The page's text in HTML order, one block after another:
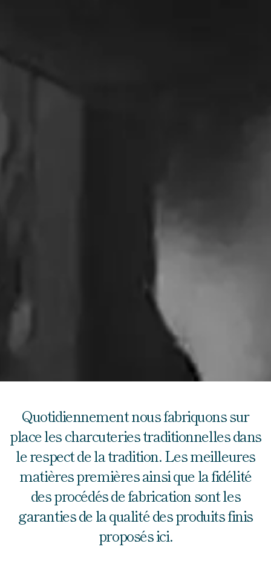
Quotidiennement nous fabriquons sur
place les charcuteries traditionnelles dans
le respect de la tradition. Les meilleures
matières premières ainsi que la fidélité
des procédés de fabrication sont les
garanties de la qualité des produits finis
proposés ici.